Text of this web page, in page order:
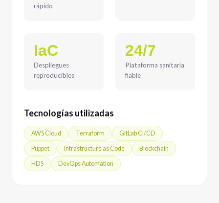
rápido
IaC
Despliegues
reproducibles
24/7
Plataforma sanitaria
fiable
Tecnologías utilizadas
AWS Cloud Terraform GitLab CI/CD
Puppet Infrastructure as Code Blockchain
HDS DevOps Automation